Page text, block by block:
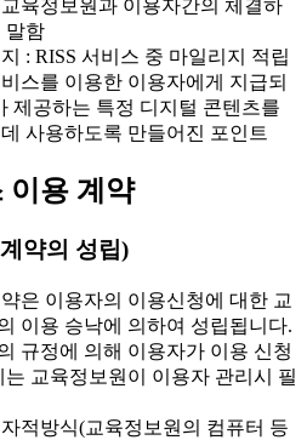
육정보원과 이용자간의 체결하
말함
: RISS 서비스 중 마일리지 적립
스를 이용한 이용자에게 지급되
제공하는 특정 디지털 콘텐츠를
사용하도록 만들어진 포인트
이용 계약
약의 성립)
은 이용자의 이용신청에 대한 교
이용 승낙에 의하여 성립됩니다.
규정에 의해 이용자가 이용 신청
는 교육정보원이 이용자 관리시 필
적방식(교육정보원의 컴퓨터 등